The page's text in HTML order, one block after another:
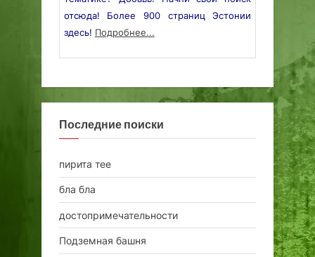
отсюда! Более 900 страниц Эстонии
здесь! Подробнее...
Последние поиски
пирита тее
бла бла
достопримечательности
Подземная башня